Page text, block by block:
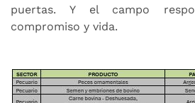
puertas. Y el campo
compromiso y vida.